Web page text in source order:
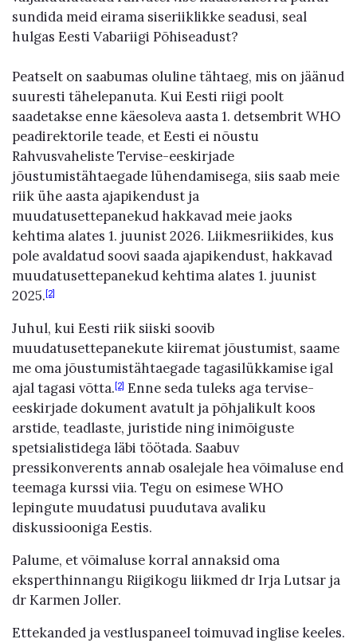
sundida meid eirama siseriiklikke seadusi, seal
hulgas Eesti Vabariigi Põhiseadust?
Peatselt on saabumas oluline tähtaeg, mis on jäänud
suuresti tähelepanuta. Kui Eesti riigi poolt
saadetakse enne käesoleva aasta 1. detsembrit WHO
peadirektorile teade, et Eesti ei nõustu
Rahvusvaheliste Tervise-eeskirjade
jõustumistähtaegade lühendamisega, siis saab meie
riik ühe aasta ajapikendust ja
muudatusettepanekud hakkavad meie jaoks
kehtima alates 1. juunist 2026. Liikmesriikides, kus
pole avaldatud soovi saada ajapikendust, hakkavad
muudatusettepanekud kehtima alates 1. juunist
2025.[2]
Juhul, kui Eesti riik siiski soovib
muudatusettepanekute kiiremat jõustumist, saame
me oma jõustumistähtaegade tagasilükkamise igal
ajal tagasi võtta.[2] Enne seda tuleks aga tervise-
eeskirjade dokument avatult ja põhjalikult koos
arstide, teadlaste, juristide ning inimõiguste
spetsialistidega läbi töötada. Saabuv
pressikonverents annab osalejale hea võimaluse end
teemaga kurssi viia. Tegu on esimese WHO
lepingute muudatusi puudutava avaliku
diskussiooniga Eestis.
Palume, et võimaluse korral annaksid oma
eksperthinnangu Riigikogu liikmed dr Irja Lutsar ja
dr Karmen Joller.
Ettekanded ja vestluspaneel toimuvad inglise keeles.